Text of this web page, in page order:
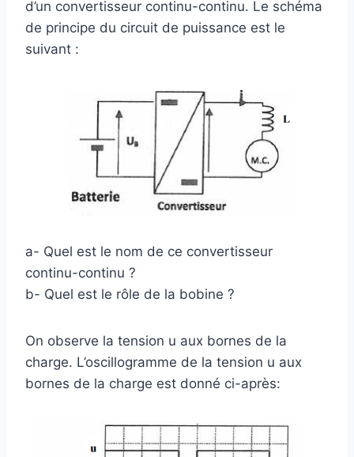
d’un convertisseur continu-continu. Le schéma
de principe du circuit de puissance est le
suivant :
a- Quel est le nom de ce convertisseur
continu-continu ?
b- Quel est le rôle de la bobine ?
On observe la tension u aux bornes de la
charge. L’oscillogramme de la tension u aux
bornes de la charge est donné ci-après: